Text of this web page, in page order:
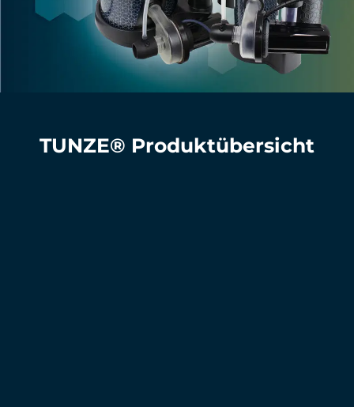
TUNZE® Produktübersicht